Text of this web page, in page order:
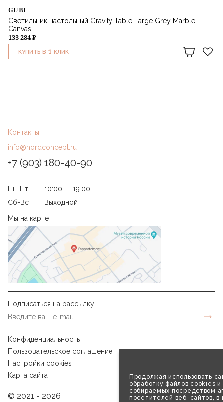
Продолжая использовать
обработку файлов cookies и
собираемых посредством
посетителей веб-сайтов, в
GUBI
Светильник настольный Gravity Table Large Grey Marble
Canvas
133 284 ₽
КУПИТЬ В 1 КЛИК
Контакты
info@nordconcept.ru
+7 (903) 180-40-90
Пн-Пт
10:00 — 19.00
Сб-Вс
Выходной
Мы на карте
Подписаться на рассылку
Конфиденциальность
Пользовательское соглашение
Настройки cookies
Карта сайта
© 2021 - 2026